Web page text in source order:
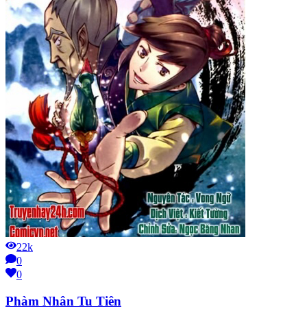
22k
0
0
Phàm Nhân Tu Tiên